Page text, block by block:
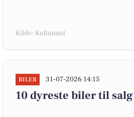
Kilde: Kultunaut
BILER 31-07-2026 14:15
10 dyreste biler til